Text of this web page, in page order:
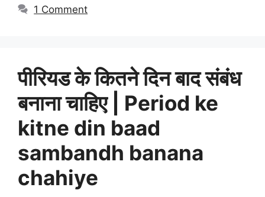
1 Comment
पीरियड के कितने दिन बाद संबंध
बनाना चाहिए | Period ke
kitne din baad
sambandh banana
chahiye